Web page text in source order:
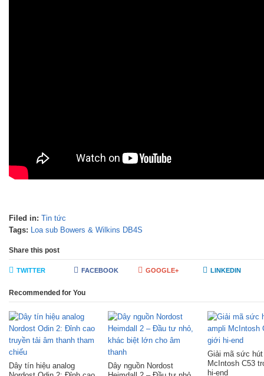
Filed in: Tin tức
Tags: Loa sub Bowers & Wilkins DB4S
Share this post
TWITTER FACEBOOK GOOGLE+ LINKEDIN
Recommended for You
Dây tín hiệu analog
Dây nguồn Nordost
Giải mã sức
McIntosh C53
hi-end